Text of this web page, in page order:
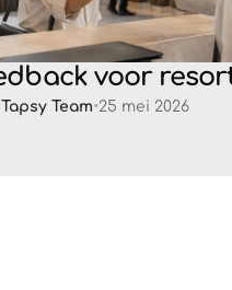
voor
Tapsy Team•25 mei 2026